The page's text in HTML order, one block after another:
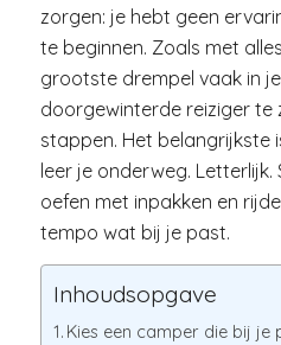
zorgen: je hebt geen
te beginnen. Zoals met
grootste drempel vaak in
doorgewinterde reiziger te
stappen. Het belangrijkste
leer je onderweg.
oefen met inpakken en
tempo wat bij je past.
Inhoudsopgave
Kies een camper die bij je